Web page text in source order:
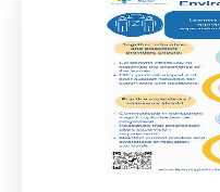
術整合和社區參與
以創建一個培養每
為繁榮的學術社區